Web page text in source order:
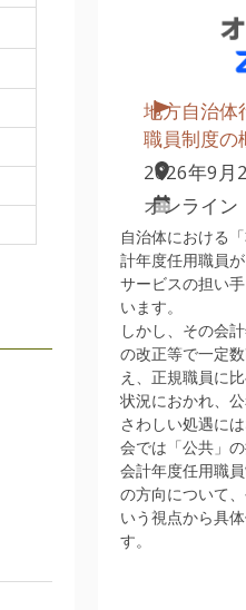
地方自治体
職員制度の
2026年9月
オンライン
自治体における
計年度任用職員
サービスの担い
います。
しかし、その会
の改正等で一定
え、正規職員に
状況におかれ、
さわしい処遇に
会では「公共」
会計年度任用職
の方向について
いう視点から具
す。